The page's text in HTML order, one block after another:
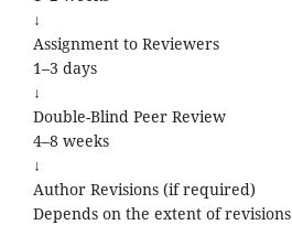
↓
Assignment to Reviewers
1–3 days
↓
Double-Blind Peer Review
4–8 weeks
↓
Author Revisions (if required)
Depends on the extent of revisions